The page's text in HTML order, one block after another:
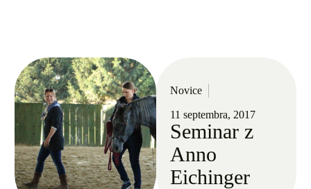
Novice
11 septembra, 2017
Seminar z
Anno
Eichinger